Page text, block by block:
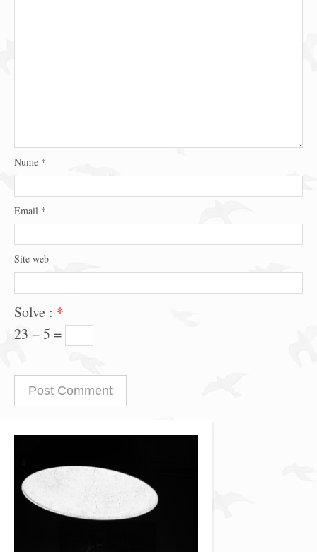
Nume *
Email *
Site web
Solve : *
23 − 5 =